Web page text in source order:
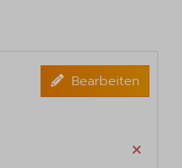
Bearbeiten